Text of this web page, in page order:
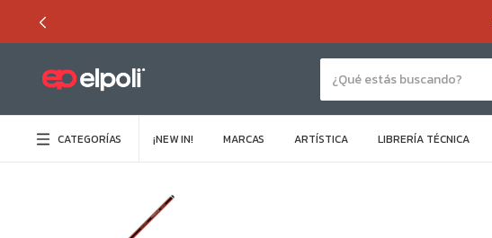
CATEGORÍAS ¡NEW IN! MARCAS ARTÍSTICA LIBRERÍA TÉCNICA